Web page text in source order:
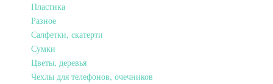
Пластика
Разное
Салфетки, скатерти
Сумки
Цветы, деревья
Чехлы для телефонов, очечников